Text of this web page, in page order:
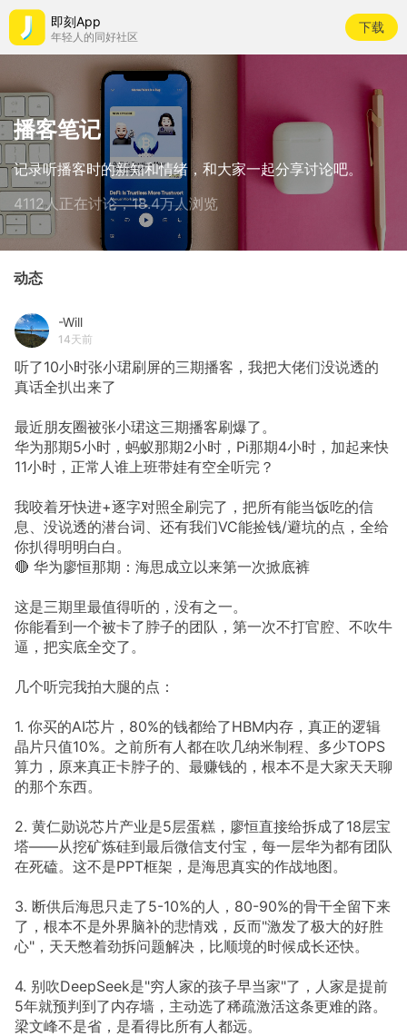
即刻App
年轻人的同好社区
下载
播客笔记
记录听播客时的新知和情绪，和大家一起分享讨论吧。
4112人正在讨论，18.4万人浏览
动态
-Will
14天前
听了10小时张小珺刷屏的三期播客，我把大佬们没说透的
真话全扒出来了
最近朋友圈被张小珺这三期播客刷爆了。
华为那期5小时，蚂蚁那期2小时，Pi那期4小时，加起来快
11小时，正常人谁上班带娃有空全听完？
我咬着牙快进+逐字对照全刷完了，把所有能当饭吃的信
息、没说透的潜台词、还有我们VC能捡钱/避坑的点，全给
你扒得明明白白。
🔴 华为廖恒那期：海思成立以来第一次掀底裤
这是三期里最值得听的，没有之一。
你能看到一个被卡了脖子的团队，第一次不打官腔、不吹牛
逼，把实底全交了。
几个听完我拍大腿的点：
1. 你买的AI芯片，80%的钱都给了HBM内存，真正的逻辑
晶片只值10%。之前所有人都在吹几纳米制程、多少TOPS
算力，原来真正卡脖子的、最赚钱的，根本不是大家天天聊
的那个东西。
2. 黄仁勋说芯片产业是5层蛋糕，廖恒直接给拆成了18层宝
塔——从挖矿炼硅到最后微信支付宝，每一层华为都有团队
在死磕。这不是PPT框架，是海思真实的作战地图。
3. 断供后海思只走了5-10%的人，80-90%的骨干全留下来
了，根本不是外界脑补的悲情戏，反而"激发了极大的好胜
心"，天天憋着劲拆问题解决，比顺境的时候成长还快。
4. 别吹DeepSeek是"穷人家的孩子早当家"了，人家是提前
5年就预判到了内存墙，主动选了稀疏激活这条更难的路。
梁文峰不是省，是看得比所有人都远。